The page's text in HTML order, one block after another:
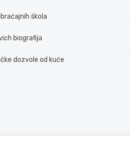
škola
biografija
dozvole od kuće